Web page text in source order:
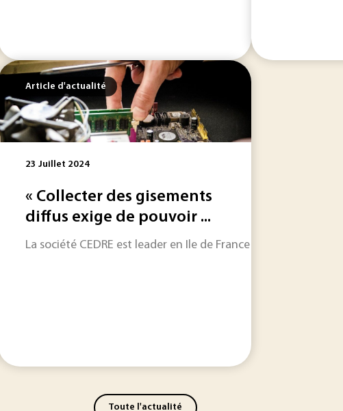
: une sélection express de ce qui fait l’actualité industrielle de
Article d'actualité
23 Juillet 2024
« Collecter des gisements
diffus exige de pouvoir ...
La société CEDRE est leader en Ile de France de la collecte
Toute l'actualité